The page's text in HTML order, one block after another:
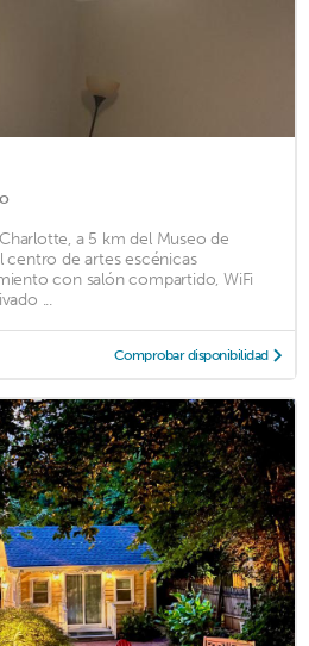
a 5 km del Museo de
centro de artes escénicas
con salón compartido, WiFi
...
Comprobar disponibilidad